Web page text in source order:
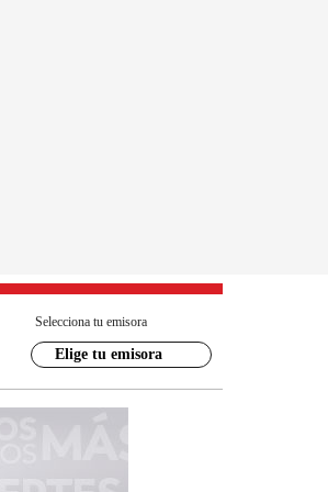
Selecciona tu emisora
Elige tu emisora